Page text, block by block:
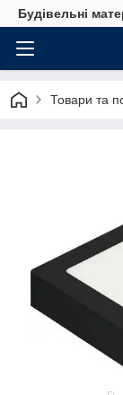
Будівельні
Товари та